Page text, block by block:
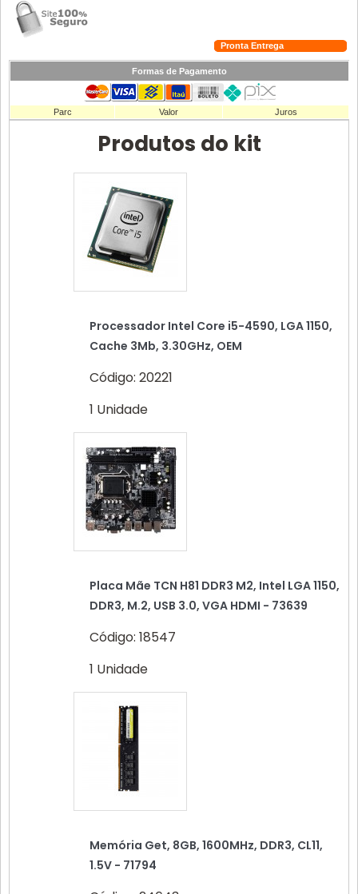
Pronta Entrega
Formas de Pagamento
Parc Valor Juros
Produtos do kit
Processador Intel Core i5-4590, LGA 1150,
Cache 3Mb, 3.30GHz, OEM
Código: 20221
1 Unidade
Placa Mãe TCN H81 DDR3 M2, Intel LGA 1150,
DDR3, M.2, USB 3.0, VGA HDMI - 73639
Código: 18547
1 Unidade
Memória Get, 8GB, 1600MHz, DDR3, CL11,
1.5V - 71794